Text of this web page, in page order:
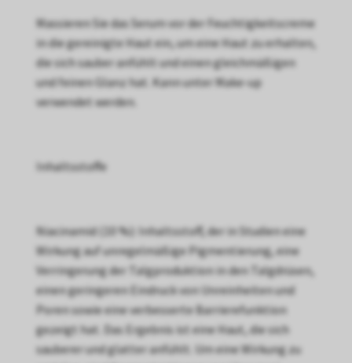
Massieren Sie das Serum vor der Feuchtigkeitscreme
in die gereinigte Haut ein, um eine Haut zu erhalten,
die sich sauber anfühlt und einen gleichmäßigen
und feinen Glanz hat. Kann unter Make-up
verwendet werden.
Inhaltsstoffe
Niacinamid (10 %): Inhaltsstoff, der in Studien eine
Wirkung auf unregelmäßige Pigmentierung, eine
Verringerung der Talgproduktion in den Talgdrüsen,
einen geringeren Eindruck von Unreinheiten und
Poren sowie eine verbesserte Barrierefunktion
gezeigt hat. Das Ergebnis ist eine Haut, die sich
sauberer und glatter anfühlt. Um eine Wirkung zu